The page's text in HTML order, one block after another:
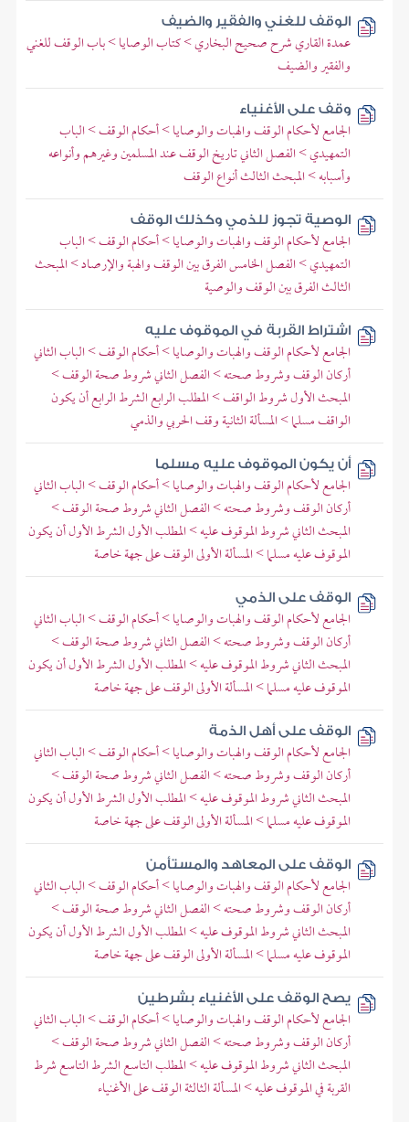
الوقف للغني والفقير والضيف
عمدة القاري شرح صحيح البخاري > كتاب الوصايا > باب الوقف للغني
والفقير والضيف
وقف على الأغنياء
الجامع لأحكام الوقف والهبات والوصايا > أحكام الوقف > الباب
التمهيدي > الفصل الثاني تاريخ الوقف عند المسلمين وغيرهم وأنواعه
وأسبابه > المبحث الثالث أنواع الوقف
الوصية تجوز للذمي وكذلك الوقف
الجامع لأحكام الوقف والهبات والوصايا > أحكام الوقف > الباب
التمهيدي > الفصل الخامس الفرق بين الوقف والهبة والإرصاد > المبحث
الثالث الفرق بين الوقف والوصية
اشتراط القربة في الموقوف عليه
الجامع لأحكام الوقف والهبات والوصايا > أحكام الوقف > الباب الثاني
أركان الوقف وشروط صحته > الفصل الثاني شروط صحة الوقف >
المبحث الأول شروط الواقف > المطلب الرابع الشرط الرابع أن يكون
الواقف مسلما > المسألة الثانية وقف الحربي والذمي
أن يكون الموقوف عليه مسلما
الجامع لأحكام الوقف والهبات والوصايا > أحكام الوقف > الباب الثاني
أركان الوقف وشروط صحته > الفصل الثاني شروط صحة الوقف >
المبحث الثاني شروط الموقوف عليه > المطلب الأول الشرط الأول أن يكون
الموقوف عليه مسلما > المسألة الأولى الوقف على جهة خاصة
الوقف على الذمي
الجامع لأحكام الوقف والهبات والوصايا > أحكام الوقف > الباب الثاني
أركان الوقف وشروط صحته > الفصل الثاني شروط صحة الوقف >
المبحث الثاني شروط الموقوف عليه > المطلب الأول الشرط الأول أن يكون
الموقوف عليه مسلما > المسألة الأولى الوقف على جهة خاصة
الوقف على أهل الذمة
الجامع لأحكام الوقف والهبات والوصايا > أحكام الوقف > الباب الثاني
أركان الوقف وشروط صحته > الفصل الثاني شروط صحة الوقف >
المبحث الثاني شروط الموقوف عليه > المطلب الأول الشرط الأول أن يكون
الموقوف عليه مسلما > المسألة الأولى الوقف على جهة خاصة
الوقف على المعاهد والمستأمن
الجامع لأحكام الوقف والهبات والوصايا > أحكام الوقف > الباب الثاني
أركان الوقف وشروط صحته > الفصل الثاني شروط صحة الوقف >
المبحث الثاني شروط الموقوف عليه > المطلب الأول الشرط الأول أن يكون
الموقوف عليه مسلما > المسألة الأولى الوقف على جهة خاصة
يصح الوقف على الأغنياء بشرطين
الجامع لأحكام الوقف والهبات والوصايا > أحكام الوقف > الباب الثاني
أركان الوقف وشروط صحته > الفصل الثاني شروط صحة الوقف >
المبحث الثاني شروط الموقوف عليه > المطلب التاسع الشرط التاسع شرط
القربة في الموقوف عليه > المسألة الثالثة الوقف على الأغنياء